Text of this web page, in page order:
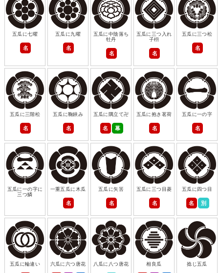
五瓜に七曜
名
五瓜に九曜
名
五瓜に中陰落ち
牡丹
名
五瓜に三つ入れ
子枡
名
五瓜に三つ松
名
五瓜に三階松
名
五瓜に鞠鋏み
名
五瓜に隅立て卍
名 幕
五瓜に抱き茗荷
名
五瓜に一の字
名
五瓜に一の字に
三つ鱗
一重五瓜に木瓜
名
五瓜に矢筈
名
五瓜に三つ目菱
名
五瓜に四つ目
名 別
五瓜に輪違い 六瓜に六つ唐花 八瓜に八つ唐花 相良瓜 捻じ五瓜